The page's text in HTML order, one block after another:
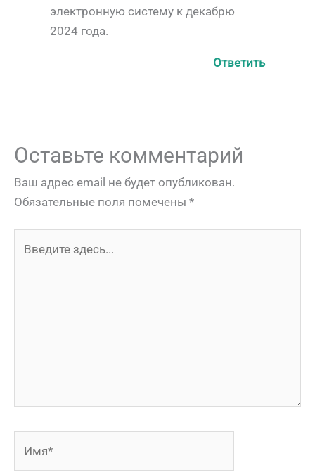
электронную систему к декабрю
2024 года.
Ответить
Оставьте комментарий
Ваш адрес email не будет опубликован.
Обязательные поля помечены *
здесь...